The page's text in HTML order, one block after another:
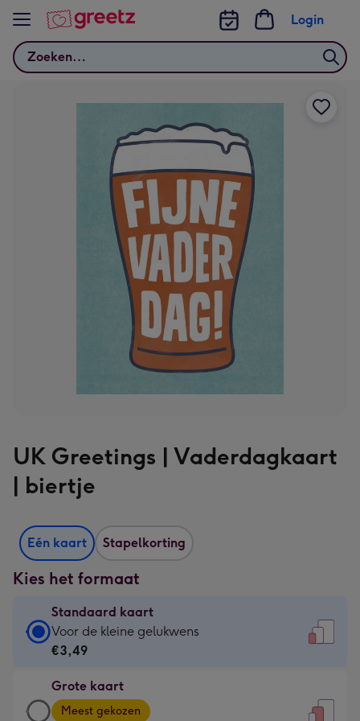
Bekijk meer
Zoeken
Login
UK Greetings | Vaderdagkaart
| biertje
Eén kaart Stapelkorting
Kies het formaat
Standaard kaart
Standaard
kaart
€3,49
-
Voor de kleine gelukwens
€3,49
Grote kaart
Grote
Meest gekozen